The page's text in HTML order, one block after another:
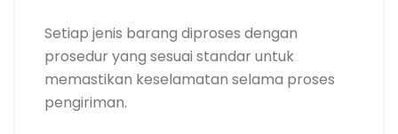
Setiap jenis barang diproses dengan
prosedur yang sesuai standar untuk
memastikan keselamatan selama proses
pengiriman.